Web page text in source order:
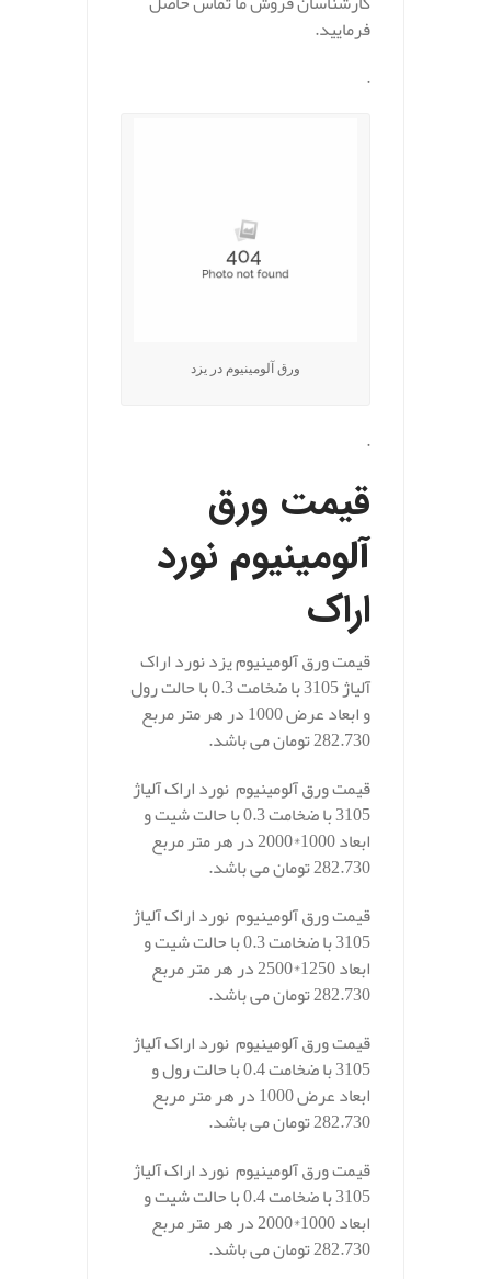
فرمایید.
.
ورق آلومینیوم در یزد
.
قیمت ورق
آلومینیوم نورد
اراک
قیمت ورق آلومینیوم یزد نورد اراک
آلیاژ 3105 با ضخامت 0.3 با حالت رول
و ابعاد عرض 1000 در هر متر مربع
282.730 تومان می باشد.
قیمت ورق آلومینیوم نورد اراک آلیاژ
3105 با ضخامت 0.3 با حالت شیت و
ابعاد 1000*2000 در هر متر مربع
282.730 تومان می باشد.
قیمت ورق آلومینیوم نورد اراک آلیاژ
3105 با ضخامت 0.3 با حالت شیت و
ابعاد 1250*2500 در هر متر مربع
282.730 تومان می باشد.
قیمت ورق آلومینیوم نورد اراک آلیاژ
3105 با ضخامت 0.4 با حالت رول و
ابعاد عرض 1000 در هر متر مربع
282.730 تومان می باشد.
قیمت ورق آلومینیوم نورد اراک آلیاژ
3105 با ضخامت 0.4 با حالت شیت و
ابعاد 1000*2000 در هر متر مربع
282.730 تومان می باشد.